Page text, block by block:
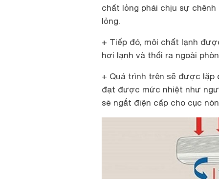
chất lỏng phải chịu sự
lỏng.
+ Tiếp đó, môi chất lạnh
hơi lạnh và thổi ra ngoài
+ Quá trình trên sẽ được lặp
đạt được mức nhiệt như
sẽ ngắt điện cấp cho cục